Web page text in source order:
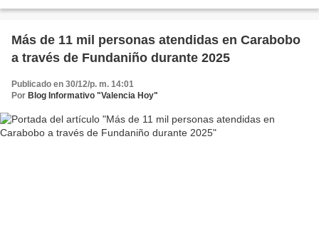
Más de 11 mil personas atendidas en Carabobo
a través de Fundaniño durante 2025
Publicado en 30/12/p. m. 14:01
Por Blog Informativo "Valencia Hoy"